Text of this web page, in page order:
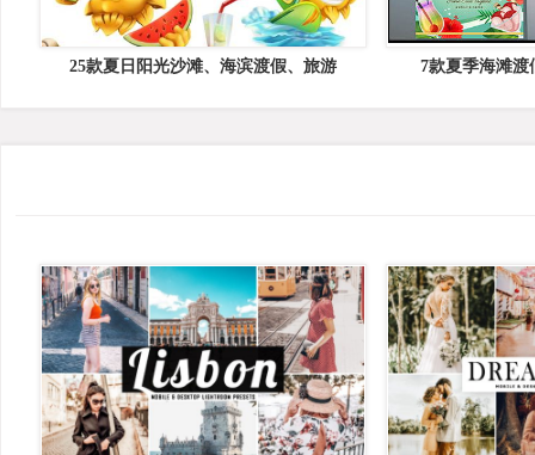
25款夏日阳光沙滩、海滨渡假、旅游 7款夏季海滩渡